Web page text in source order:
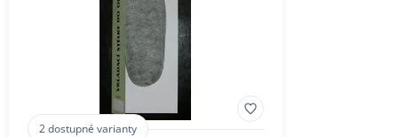
2 dostupné varianty